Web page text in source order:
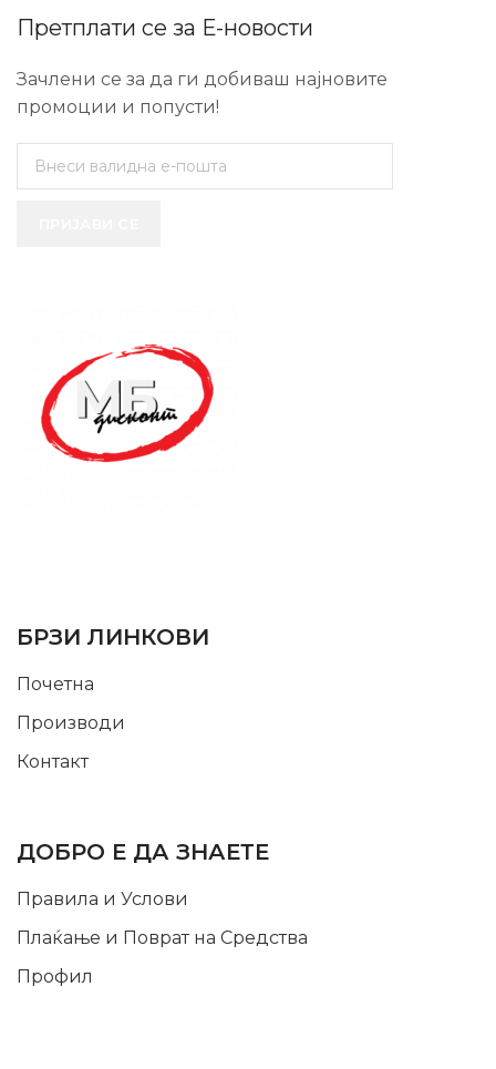
Претплати се за Е-новости
Зачлени се за да ги добиваш најновите
промоции и попусти!
БРЗИ ЛИНКОВИ
Почетна
Производи
Контакт
ДОБРО Е ДА ЗНАЕТЕ
Правила и Услови
Плаќање и Поврат на Средства
Профил